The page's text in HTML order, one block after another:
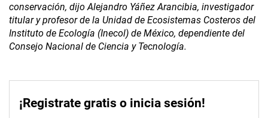
conservación, dijo Alejandro Yáñez Arancibia, investigador
titular y profesor de la Unidad de Ecosistemas Costeros del
Instituto de Ecología (Inecol) de México, dependiente del
Consejo Nacional de Ciencia y Tecnología.
¡Registrate gratis o inicia sesión!